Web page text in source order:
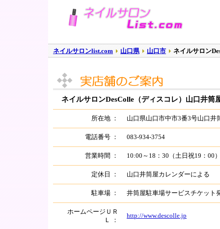
ネイルサロンlist.com 山口県 山口市 ネイルサロン
ネイルサロンDesColle（ディスコレ）山口井筒
所在地 ： 山口県山口市中市3番3号山口井
電話番号 ： 083-934-3754
営業時間 ： 10:00～18：30（土日祝19：00
定休日 ： 山口井筒屋カレンダーによる
駐車場 ： 井筒屋駐車場サービスチケット
ホームページＵＲ
Ｌ ：
http://www.descolle.jp